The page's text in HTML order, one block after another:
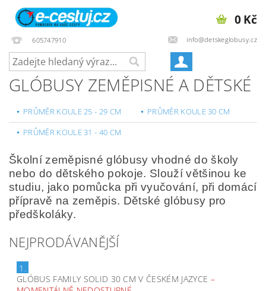
605747910 info@detskeglobusy.cz
0 Kč
GLÓBUSY ZEMĚPISNÉ A DĚTSKÉ
PRŮMĚR KOULE 25 - 29 CM
PRŮMĚR KOULE 30 CM
PRŮMĚR KOULE 31 - 40 CM
Školní zeměpisné glóbusy vhodné do školy
nebo do dětského pokoje. Slouží většinou ke
studiu, jako pomůcka při vyučování, při domácí
přípravě na zeměpis. Dětské glóbusy pro
předškoláky.
NEJPRODÁVANĚJŠÍ
1.
GLÓBUS FAMILY SOLID 30 CM V ČESKÉM JAZYCE –